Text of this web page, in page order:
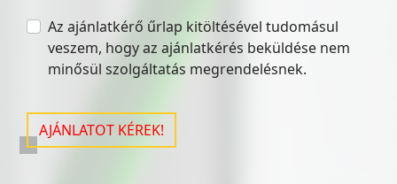
Az ajánlatkérő űrlap kitöltésével tudomásul
veszem, hogy az ajánlatkérés beküldése nem
minősül szolgáltatás megrendelésnek.
AJÁNLATOT KÉREK!